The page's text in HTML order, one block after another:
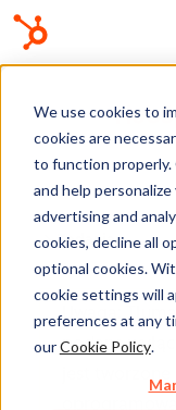
We use cookies to
cookies are
to function properly.
and help
advertising and
cookies, decline all
optional cookies.
cookie settings will
preferences at any
ourCookie Policy.
Zadania
Uwaga:
podane